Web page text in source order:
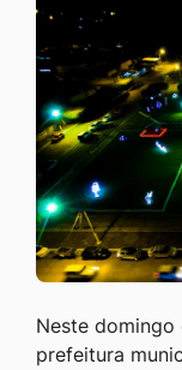
rodapé
[alt+4]
Neste domingo
prefeitura